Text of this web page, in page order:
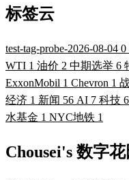
标签云
test-tag-probe-2026-08-04 0
WTI 1 油价 2 中期选举 6
ExxonMobil 1 Chevron 1
经济 1 新闻 56 AI 7 科技 6
水基金 1 NYC地铁 1
Chousei's 数字花